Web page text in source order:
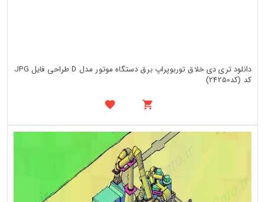
دانلود تری دی خلاق توربوپراپ برق دستگاه موتور مدل D طراحی فایل JPG
کد (کد24250)